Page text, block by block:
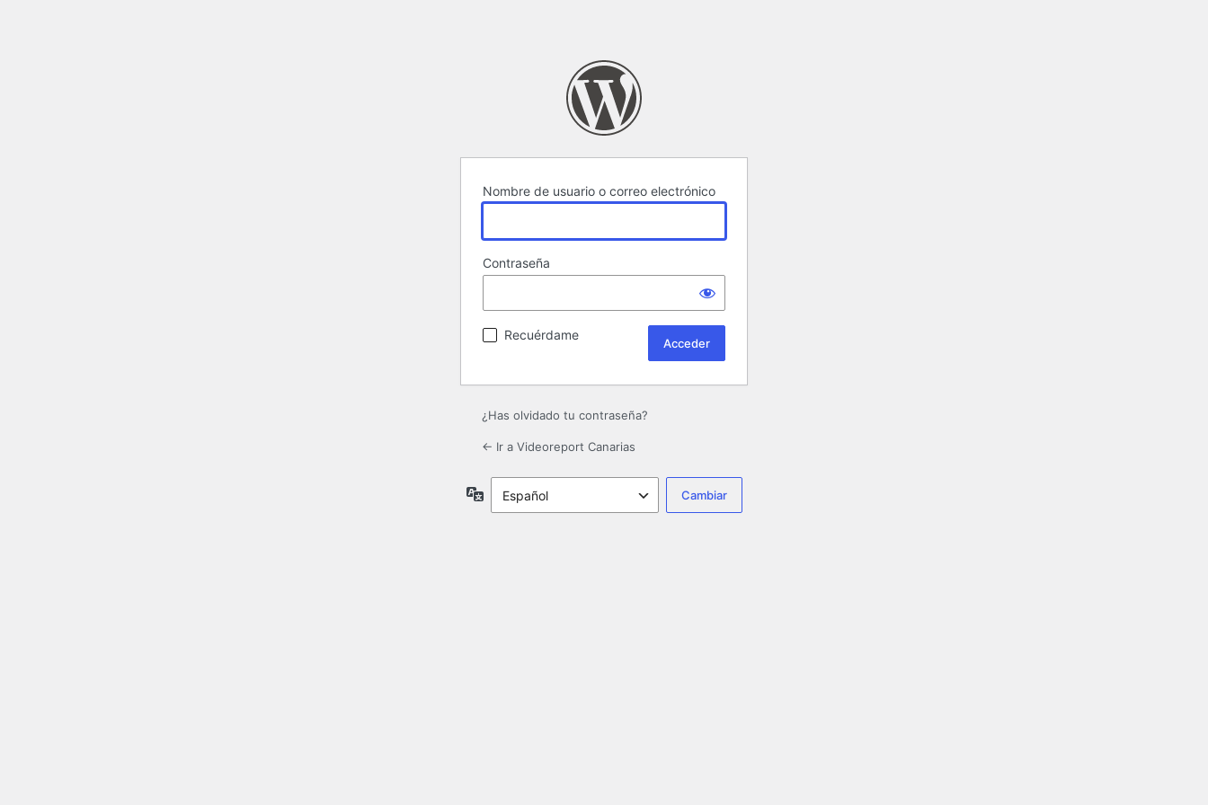
Nombre de usuario o correo electrónico
Contraseña
Recuérdame
¿Has olvidado tu contraseña?
← Ir a Videoreport Canarias
Idioma